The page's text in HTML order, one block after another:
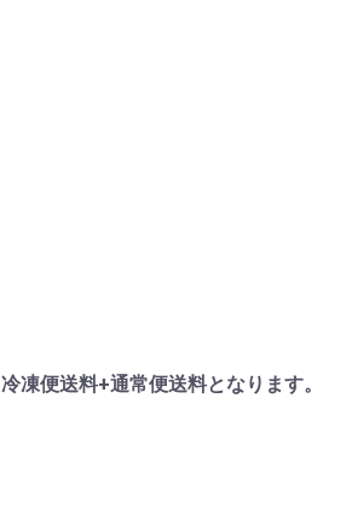
凍便送料+通常便送料となります。